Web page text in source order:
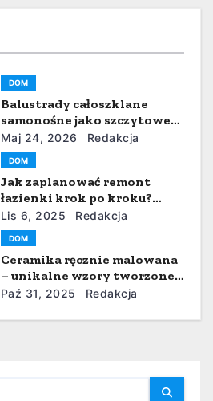
DOM
Balustrady całoszklane
samonośne jako szczytowe
osiągnięcie współczesnej
architektury
Maj 24, 2026 Redakcja
DOM
Jak zaplanować remont
łazienki krok po kroku?
poradnik dla początkujących
Lis 6, 2025 Redakcja
DOM
Ceramika ręcznie malowana
– unikalne wzory tworzone z
pasją
Paź 31, 2025 Redakcja